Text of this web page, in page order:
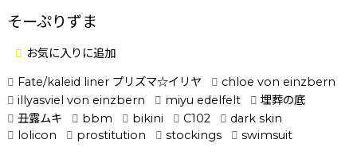
そーぷりずま
お気に入りに追加
Fate/kaleid liner プリズマ☆イリヤ
chloe von einzbern
illyasviel von einzbern
miyu edelfelt
埋葬の底
丑露ムキ
bbm bikini C102
dark skin
lolicon
prostitution stockings swimsuit